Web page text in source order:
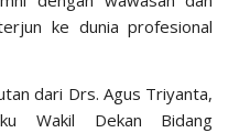
ke dunia profesional
dari Drs. Agus Triyanta,
Wakil Dekan Bidang